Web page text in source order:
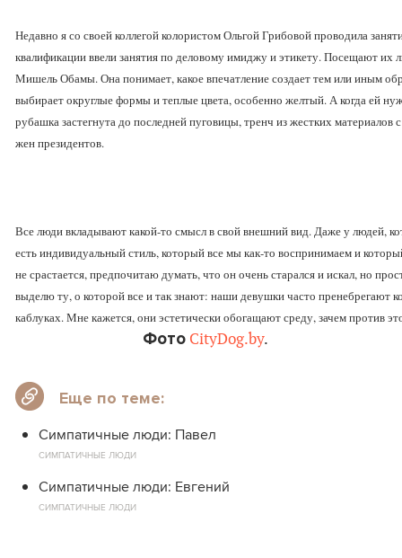
Недавно я со своей коллегой колористом Ольгой Грибовой проводила
квалификации ввели занятия по деловому имиджу и этикету. Посещают их
Мишель Обамы. Она понимает, какое впечатление создает тем или иным
выбирает округлые формы и теплые цвета, особенно желтый. А когда ей
рубашка застегнута до последней пуговицы, тренч из жестких
жен президентов.
Все люди вкладывают какой-то смысл в свой внешний вид. Даже у людей,
есть индивидуальный стиль, который все мы как-то воспринимаем и
не срастается, предпочитаю думать, что он очень старался и искал, но
выделю ту, о которой все и так знают: наши девушки часто пренебрегают
каблуках. Мне кажется, они эстетически обогащают среду, зачем против
Фото CityDog.by.
Еще по теме:
Симпатичные люди: Павел
СИМПАТИЧНЫЕ ЛЮДИ
Симпатичные люди: Евгений
СИМПАТИЧНЫЕ ЛЮДИ